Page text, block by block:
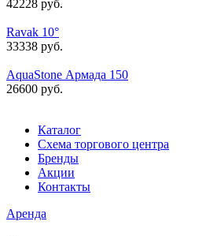
42228 руб.
Ravak 10°
33338 руб.
AquaStone Армада 150
26600 руб.
Каталог
Схема торгового центра
Бренды
Акции
Контакты
Аренда